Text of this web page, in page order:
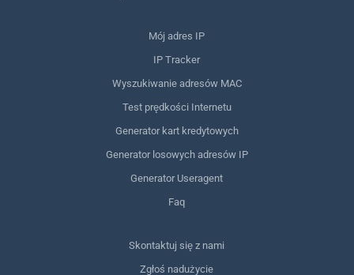
Mój adres IP
IP Tracker
Wyszukiwanie adresów MAC
Test prędkości Internetu
Generator kart kredytowych
Generator losowych adresów IP
Generator Useragent
Faq
Skontaktuj się z nami
Zgłoś nadużycie